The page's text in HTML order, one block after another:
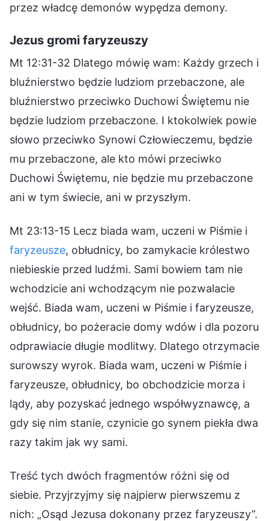
przez władcę demonów wypędza demony.
Jezus gromi faryzeuszy
Mt 12:31-32 Dlatego mówię wam: Każdy grzech i
bluźnierstwo będzie ludziom przebaczone, ale
bluźnierstwo przeciwko Duchowi Świętemu nie
będzie ludziom przebaczone. I ktokolwiek powie
słowo przeciwko Synowi Człowieczemu, będzie
mu przebaczone, ale kto mówi przeciwko
Duchowi Świętemu, nie będzie mu przebaczone
ani w tym świecie, ani w przyszłym.
Mt 23:13-15 Lecz biada wam, uczeni w Piśmie i
faryzeusze, obłudnicy, bo zamykacie królestwo
niebieskie przed ludźmi. Sami bowiem tam nie
wchodzicie ani wchodzącym nie pozwalacie
wejść. Biada wam, uczeni w Piśmie i faryzeusze,
obłudnicy, bo pożeracie domy wdów i dla pozoru
odprawiacie długie modlitwy. Dlatego otrzymacie
surowszy wyrok. Biada wam, uczeni w Piśmie i
faryzeusze, obłudnicy, bo obchodzicie morza i
lądy, aby pozyskać jednego współwyznawcę, a
gdy się nim stanie, czynicie go synem piekła dwa
razy takim jak wy sami.
Treść tych dwóch fragmentów różni się od
siebie. Przyjrzyjmy się najpierw pierwszemu z
nich: „Osąd Jezusa dokonany przez faryzeuszy”.